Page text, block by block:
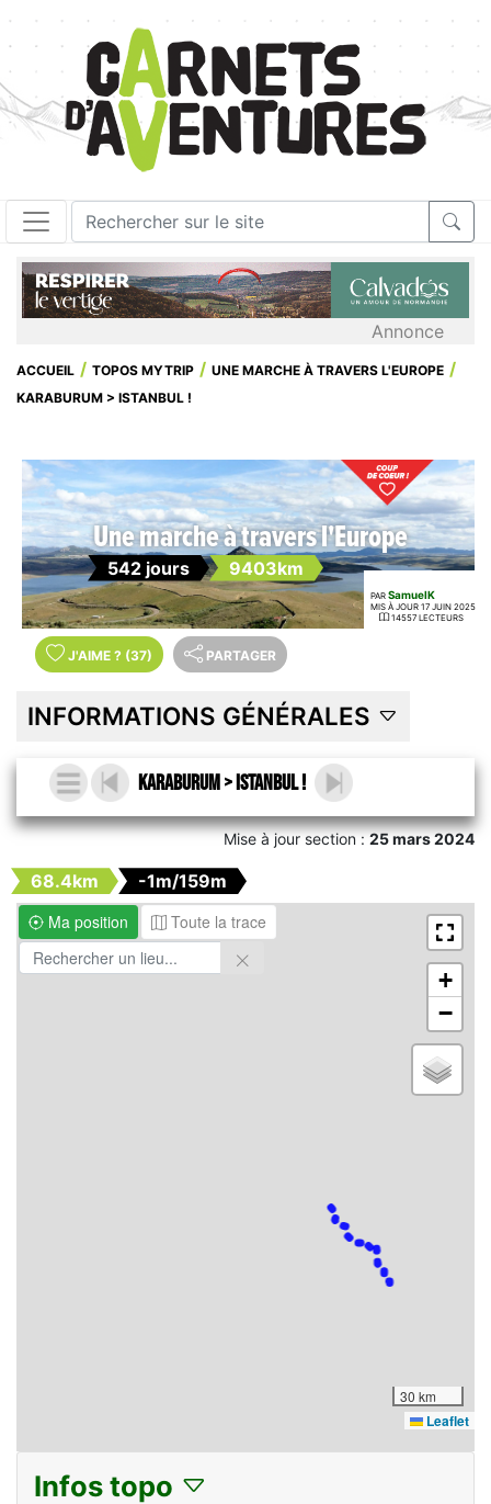
Annonce
ACCUEIL TOPOS MYTRIP
UNE MARCHE À TRAVERS L'EUROPE
KARABURUM > ISTANBUL !
Une marche à travers l'Europe
542 jours 9403km
PAR SamuelK
MIS À JOUR 17 JUIN 2025
14557 LECTEURS
J'AIME ? (37) PARTAGER
INFORMATIONS GÉNÉRALES
Karaburum > Istanbul !
Mise à jour section :25 mars 2024
68.4km
-1m/159m
Ma position
Toute la trace
+
−
30 km
Leaflet
Infos topo